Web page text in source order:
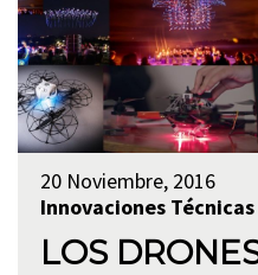
20 Noviembre, 2016
Innovaciones Técnicas
LOS